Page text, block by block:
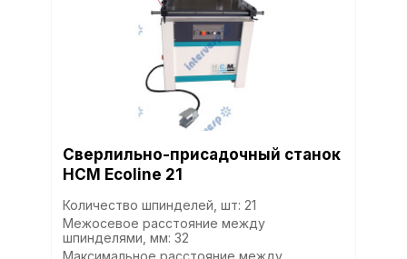
Сверлильно-присадочный станок
HCM Ecoline 21
Количество шпинделей, шт: 21
Межосевое расстояние между
шпинделями, мм: 32
Максимальное расстояние между